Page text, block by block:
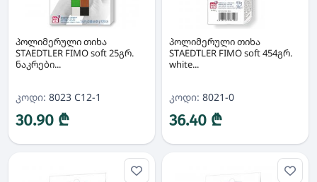
პოლიმერული თიხა
STAEDTLER FIMO soft 25გრ.
ნაკრები...
კოდი: 8023 C12-1
30.90 ₾
პოლიმერული თიხა
STAEDTLER FIMO soft 454გრ.
white...
კოდი: 8021-0
36.40 ₾